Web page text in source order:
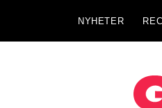
NYHETER